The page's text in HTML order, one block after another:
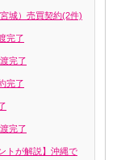
城）売買契約(2件)
完了
完了
完了
完了
トが解説】沖縄で